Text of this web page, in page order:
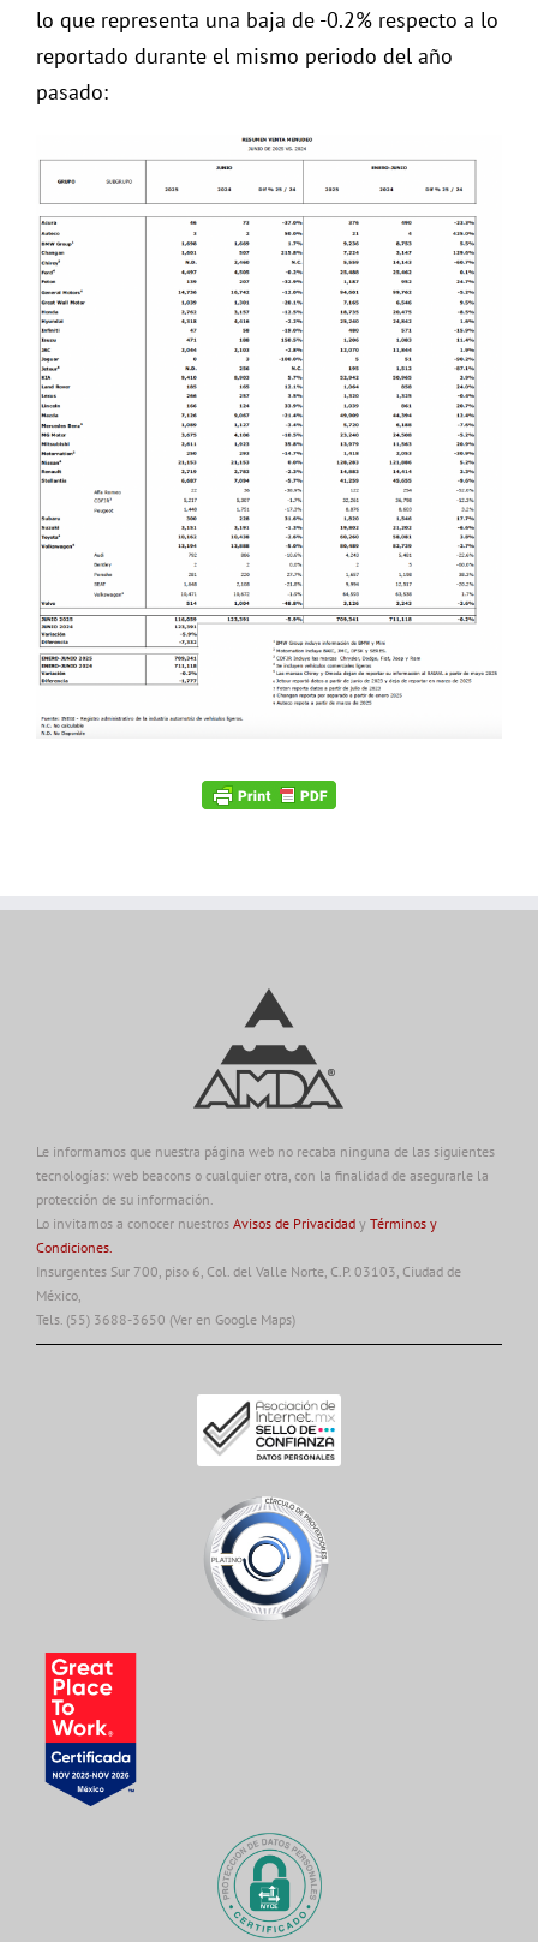
lo que representa una baja de -0.2% respecto a lo
reportado durante el mismo periodo del año
pasado:
Le informamos que nuestra página web no recaba ninguna de las siguientes
tecnologías: web beacons o cualquier otra, con la finalidad de asegurarle la
protección de su información.
Lo invitamos a conocer nuestros Avisos de Privacidad y Términos y
Condiciones.
Insurgentes Sur 700, piso 6, Col. del Valle Norte, C.P. 03103, Ciudad de
México,
Tels. (55) 3688-3650 (Ver en Google Maps)